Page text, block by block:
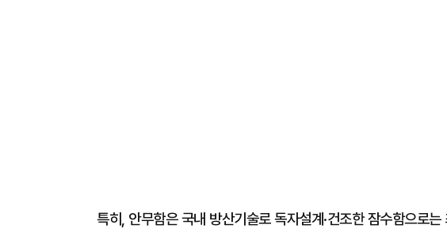
특히, 안무함은 국내 방산기술로 독자설계·건조한 잠수함으로